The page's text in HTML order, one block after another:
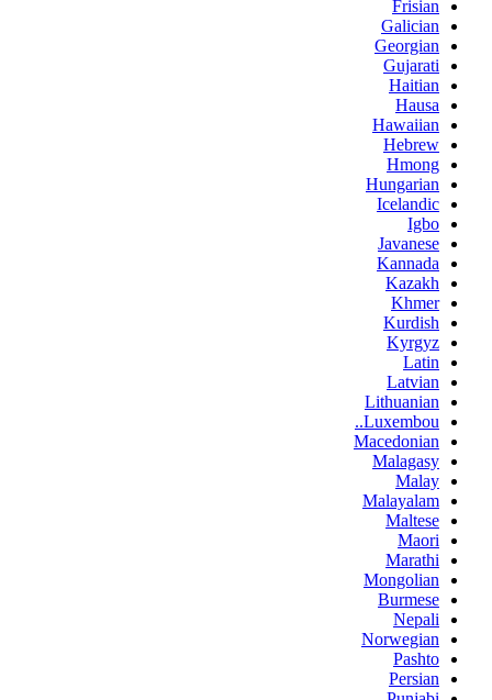
Frisian
Galician
Georgian
Gujarati
Haitian
Hausa
Hawaiian
Hebrew
Hmong
Hungarian
Icelandic
Igbo
Javanese
Kannada
Kazakh
Khmer
Kurdish
Kyrgyz
Latin
Latvian
Lithuanian
Luxembou..
Macedonian
Malagasy
Malay
Malayalam
Maltese
Maori
Marathi
Mongolian
Burmese
Nepali
Norwegian
Pashto
Persian